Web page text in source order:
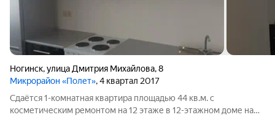
Ногинск,улица Дмитрия Михайлова,8
Микрорайон «Полет», 4 квартал 2017
Сдаётся 1-комнатная квартира площадью 44 кв.м. с
косметическим ремонтом на 12 этаже в 12-этажном доме на